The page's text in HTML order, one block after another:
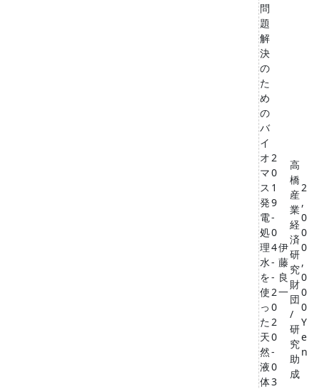
問
題
解
決
の
た
め
の
バ
イ
オ
マ
ス
発
電
処
理
水
を
使
っ
た
天
然
液
体
2
0
1
9
-
0
4
-
-
2
0
2
0
-
0
3
伊
藤
良
一
高
橋
産
業
経
済
研
究
財
団
/
研
究
助
成
2
,
0
0
0
,
0
0
0
Y
e
n